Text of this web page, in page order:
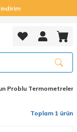
Problu Termometreler
Toplam 1 ürün